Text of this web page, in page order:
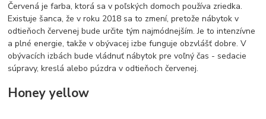
Červená je farba, ktorá sa v poľských domoch používa zriedka.
Existuje šanca, že v roku 2018 sa to zmení, pretože nábytok v
odtieňoch červenej bude určite tým najmódnejším. Je to intenzívne
a plné energie, takže v obývacej izbe funguje obzvlášť dobre. V
obývacích izbách bude vládnuť nábytok pre voľný čas - sedacie
súpravy, kreslá alebo púzdra v odtieňoch červenej.
Honey yellow